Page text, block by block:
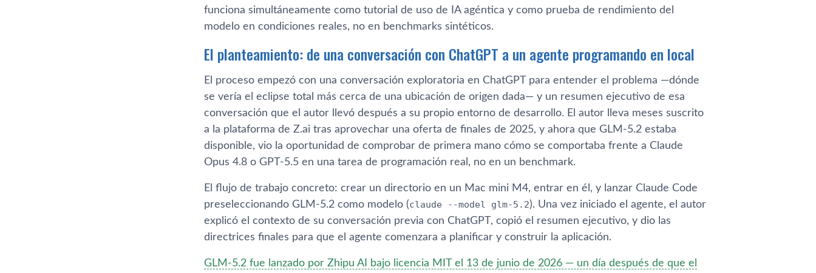
funciona simultáneamente como tutorial de uso de IA agéntica y como prueba de rendimiento del
modelo en condiciones reales, no en benchmarks sintéticos.
El planteamiento: de una conversación con ChatGPT a un agente programando en local
El proceso empezó con una conversación exploratoria en ChatGPT para entender el problema —dónde
se vería el eclipse total más cerca de una ubicación de origen dada— y un resumen ejecutivo de esa
conversación que el autor llevó después a su propio entorno de desarrollo. El autor lleva meses suscrito
a la plataforma de Z.ai tras aprovechar una oferta de finales de 2025, y ahora que GLM-5.2 estaba
disponible, vio la oportunidad de comprobar de primera mano cómo se comportaba frente a Claude
Opus 4.8 o GPT-5.5 en una tarea de programación real, no en un benchmark.
El flujo de trabajo concreto: crear un directorio en un Mac mini M4, entrar en él, y lanzar Claude Code
preseleccionando GLM-5.2 como modelo (claude --model glm-5.2). Una vez iniciado el agente, el autor
explicó el contexto de su conversación previa con ChatGPT, copió el resumen ejecutivo, y dio las
directrices finales para que el agente comenzara a planificar y construir la aplicación.
GLM-5.2 fue lanzado por Zhipu AI bajo licencia MIT el 13 de junio de 2026 — un día después de que el